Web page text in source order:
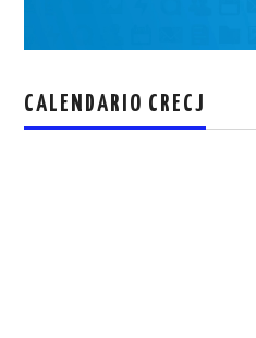
CALENDARIO CRECJ